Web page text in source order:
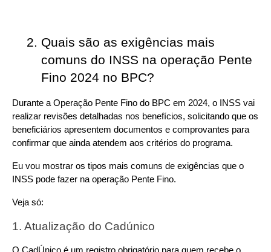
Quais são as exigências mais
comuns do INSS na operação Pente
Fino 2024 no BPC?
Durante a Operação Pente Fino do BPC em 2024, o INSS vai
realizar revisões detalhadas nos benefícios, solicitando que os
beneficiários apresentem documentos e comprovantes para
confirmar que ainda atendem aos critérios do programa.
Eu vou mostrar os tipos mais comuns de exigências que o
INSS pode fazer na operação Pente Fino.
Veja só:
1. Atualização do Cadúnico